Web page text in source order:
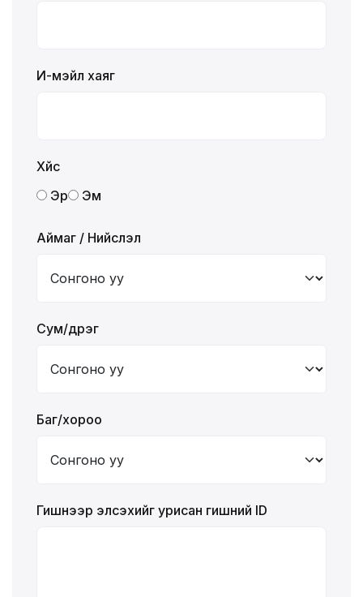
И-мэйл хаяг
Хүйс
Эр
Эм
Аймаг / Нийслэл
Сум/дүүрэг
Баг/хороо
Гишүүнээр элсэхийг урисан гишүүний ID